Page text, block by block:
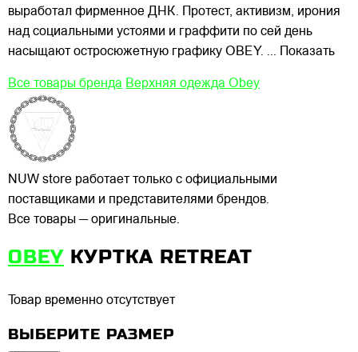
выработал фирменное ДНК. Протест, активизм, ирония
над социальными устоями и граффити по сей день
насыщают остросюжетную графику OBEY. ... Показать
Все товары бренда Верхняя одежда Obey
NUW store работает только с официальными
поставщиками и представителями брендов.
Все товары — оригинальные.
OBEY КУРТКА RETREAT
Товар временно отсутствует
ВЫБЕРИТЕ РАЗМЕР